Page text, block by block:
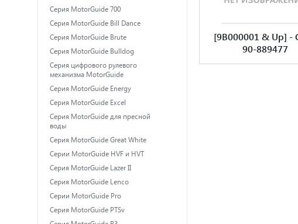
Серия MotorGuide 700
Серия MotorGuide Bill Dance
Серия MotorGuide Brute
Серия MotorGuide Bulldog
Серия цифрового рулевого
механизма MotorGuide
Серия MotorGuide Energy
Серия MotorGuide Excel
Серия MotorGuide для пресной
воды
Серия MotorGuide Great White
Серии MotorGuide HVF и HVT
Серия MotorGuide Lazer II
Серия MotorGuide Lenco
Серии MotorGuide Pro
Серия MotorGuide PTSv
[9B000001 & Up] -
90-889477